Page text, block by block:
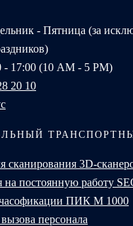
- Пятница (за
- 17:00 (10 AM - 5 PM)
20 10‬
3D-
постоянную работу
ПИК М 1000
персонала